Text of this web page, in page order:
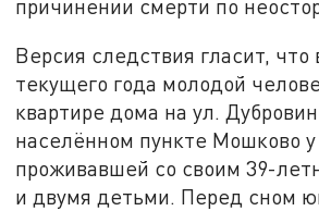
причинении смерти по
Версия следствия гласит, что
текущего года молодой
квартире дома на ул.
населённом пункте Мошково
проживавшей со своим 39-
и двумя детьми. Перед сном